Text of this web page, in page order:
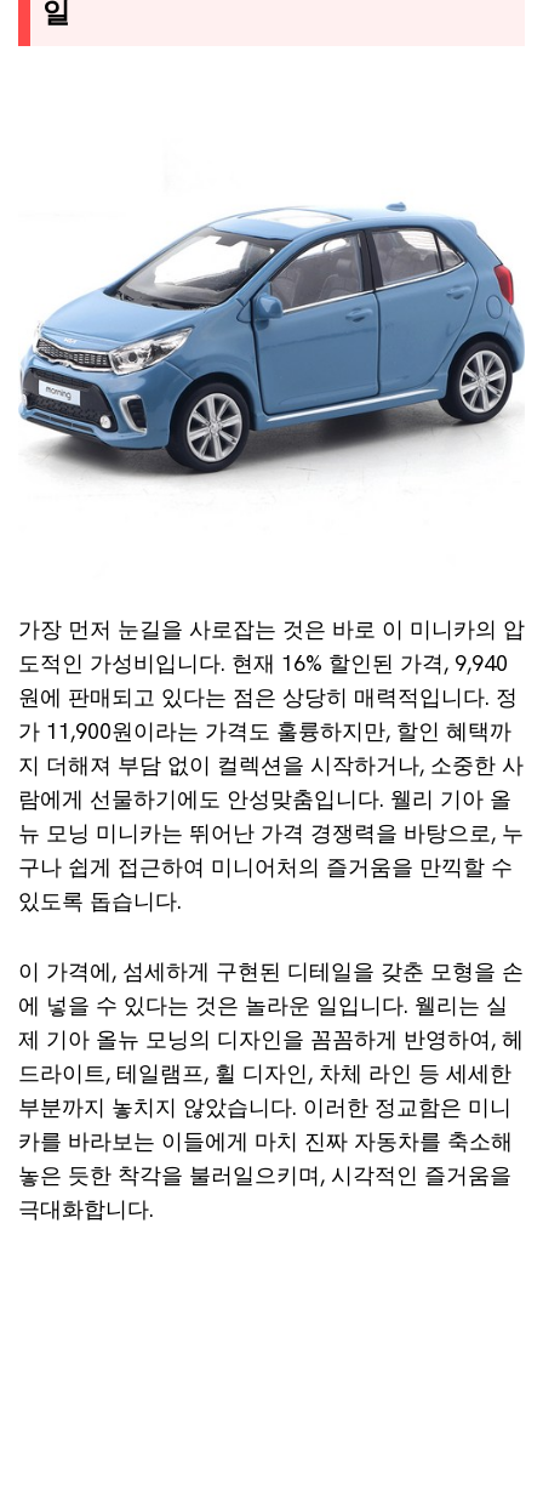
일
가장 먼저 눈길을 사로잡는 것은 바로 이 미니카의 압
도적인 가성비입니다. 현재 16% 할인된 가격, 9,940
원에 판매되고 있다는 점은 상당히 매력적입니다. 정
가 11,900원이라는 가격도 훌륭하지만, 할인 혜택까
지 더해져 부담 없이 컬렉션을 시작하거나, 소중한 사
람에게 선물하기에도 안성맞춤입니다. 웰리 기아 올
뉴 모닝 미니카는 뛰어난 가격 경쟁력을 바탕으로, 누
구나 쉽게 접근하여 미니어처의 즐거움을 만끽할 수
있도록 돕습니다.
이 가격에, 섬세하게 구현된 디테일을 갖춘 모형을 손
에 넣을 수 있다는 것은 놀라운 일입니다. 웰리는 실
제 기아 올뉴 모닝의 디자인을 꼼꼼하게 반영하여, 헤
드라이트, 테일램프, 휠 디자인, 차체 라인 등 세세한
부분까지 놓치지 않았습니다. 이러한 정교함은 미니
카를 바라보는 이들에게 마치 진짜 자동차를 축소해
놓은 듯한 착각을 불러일으키며, 시각적인 즐거움을
극대화합니다.